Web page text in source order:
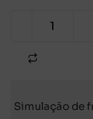
Simulação de